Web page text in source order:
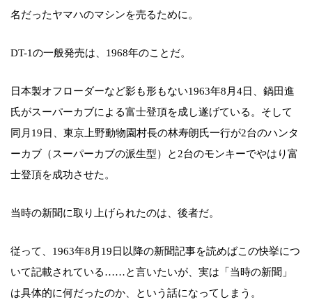
名だったヤマハのマシンを売るために。
DT-1の一般発売は、1968年のことだ。
日本製オフローダーなど影も形もない1963年8月4日、鍋田進
氏がスーパーカブによる富士登頂を成し遂げている。そして
同月19日、東京上野動物園村長の林寿朗氏一行が2台のハンタ
ーカブ（スーパーカブの派生型）と2台のモンキーでやはり富
士登頂を成功させた。
当時の新聞に取り上げられたのは、後者だ。
従って、1963年8月19日以降の新聞記事を読めばこの快挙につ
いて記載されている……と言いたいが、実は「当時の新聞」
は具体的に何だったのか、という話になってしまう。